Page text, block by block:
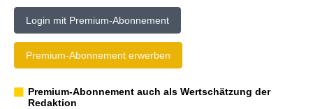
Login mit Premium-Abonnement
Premium-Abonnement erwerben
Premium-Abonnement auch als Wertschätzung der
Redaktion